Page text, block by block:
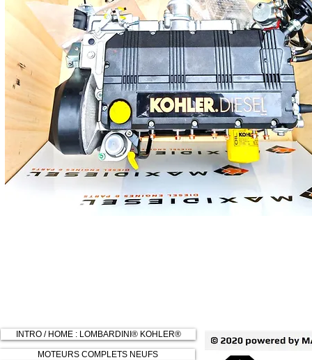
INTRO / HOME : LOMBARDINI® KOHLER®
MOTEURS COMPLETS NEUFS